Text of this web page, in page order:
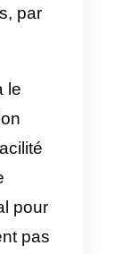
sans
le
cibler.